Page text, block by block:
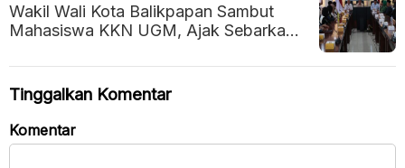
Wakil Wali Kota Balikpapan Sambut
Mahasiswa KKN UGM, Ajak Sebarkan
Tinggalkan Komentar
Komentar